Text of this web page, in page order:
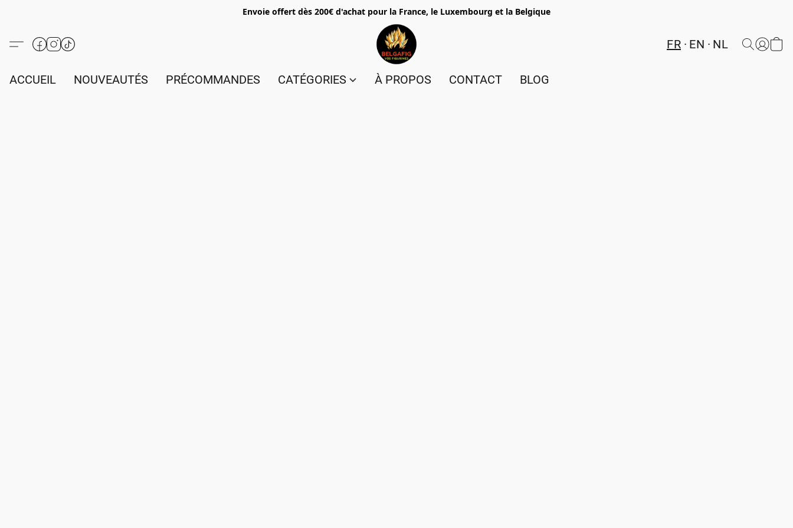
Envoie offert dès 200€ d'achat pour la France, le Luxembourg et la Belgique
FR EN NL
ACCUEIL NOUVEAUTÉS PRÉCOMMANDES CATÉGORIES À PROPOS CONTACT BLOG